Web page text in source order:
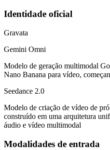
Identidade oficial
Gravata
Gemini Omni
Modelo de geração multimodal
Nano Banana para vídeo,
Seedance 2.0
Modelo de criação de vídeo de
construído em uma arquitetura
áudio e vídeo multimodal
Modalidades de entrada